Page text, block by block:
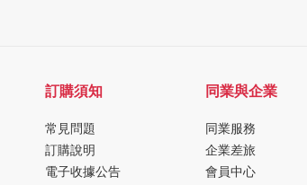
訂購須知
常見問題
訂購說明
電子收據公告
同業與企業
同業服務
企業差旅
會員中心